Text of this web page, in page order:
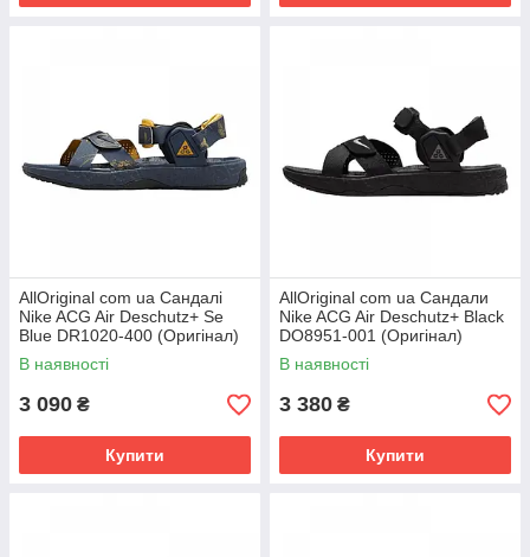
AllOriginal com ua Сандалі
Nike ACG Air Deschutz+ Se
Blue DR1020-400 (Оригінал)
РОЗМІРИ ЗАПИТУЙТЕ
В наявності
3 090 ₴
Купити
AllOriginal com ua Сандали
Nike ACG Air Deschutz+ Black
DO8951-001 (Оригінал)
РОЗМІРИ ЗАПИТУЙТЕ
В наявності
3 380 ₴
Купити